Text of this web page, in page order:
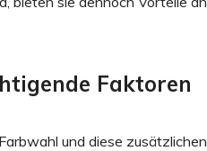
Faktoren
und diese zusätzlichen